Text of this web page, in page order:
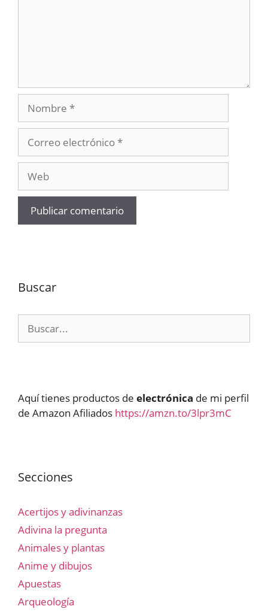
Nombre
electrónico
Buscar
Aquí tienes productos de electrónica de mi perfil
de Amazon Afiliados https://amzn.to/3lpr3mC
Secciones
Acertijos y adivinanzas
Adivina la pregunta
Animales y plantas
Anime y dibujos
Apuestas
Arqueología